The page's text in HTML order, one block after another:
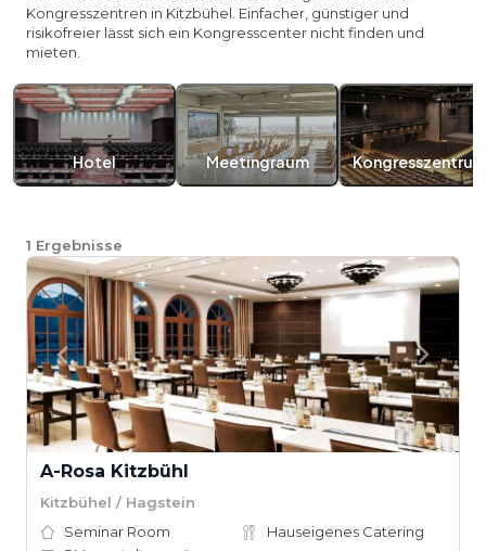
Kongresszentren in Kitzbühel. Einfacher, günstiger und
risikofreier lässt sich ein Kongresscenter nicht finden und
mieten.
Hotel Meetingraum Kongresszentrum
1 Ergebnisse
A-Rosa Kitzbühl
Kitzbühel / Hagstein
Seminar Room
Hauseigenes Catering